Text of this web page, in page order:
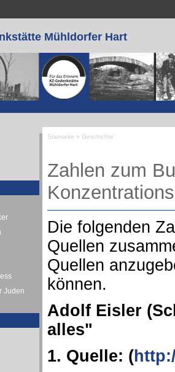
Mühldorfer Hart
Juden
Startseite » Geschichte
Zahlen zum
Die folgenden
Quellen
Quellen
können.
Adolf Eisler
alles"
1. Quelle: (